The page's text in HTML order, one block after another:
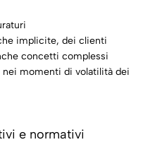
implicite, dei clienti
concetti complessi
momenti di volatilità dei
e normativi